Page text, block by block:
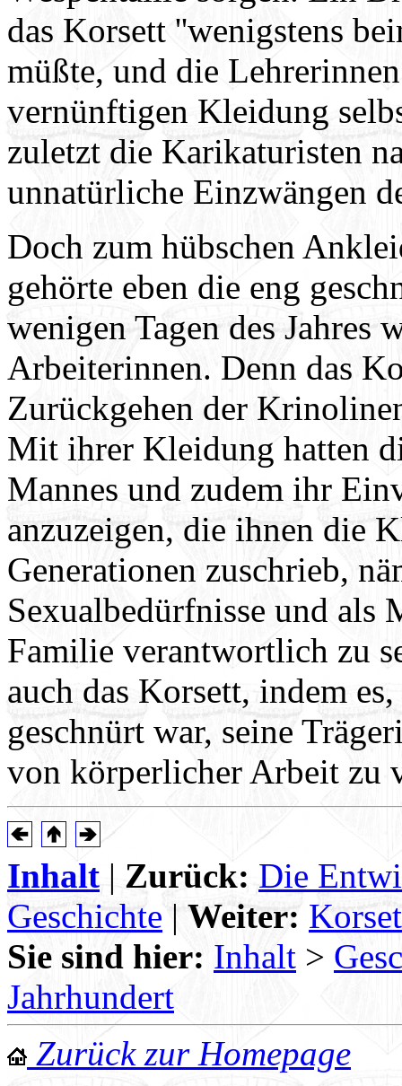
das Korsett ''wenigstens
müßte, und die
vernünftigen Kleidung
zuletzt die Karikaturisten
unnatürliche Einzwängen
Doch zum hübschen
gehörte eben die eng
wenigen Tagen des Jahres
Arbeiterinnen. Denn das
Zurückgehen der
Mit ihrer Kleidung hatten
Mannes und zudem ihr
anzuzeigen, die ihnen die
Generationen zuschrieb,
Sexualbedürfnisse und
Familie verantwortlich zu
auch das Korsett, indem
geschnürt war, seine
von körperlicher Arbeit zu
Inhalt | Zurück: Die
Geschichte | Weiter:
Sie sind hier: Inhalt >
Jahrhundert
Zurück zur Homepage